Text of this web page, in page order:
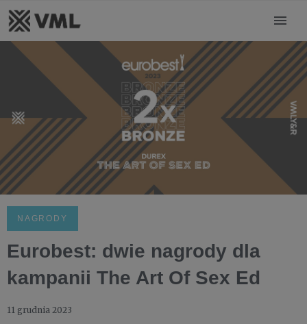
NAGRODY
Eurobest: dwie nagrody dla
kampanii The Art Of Sex Ed
11 grudnia 2023